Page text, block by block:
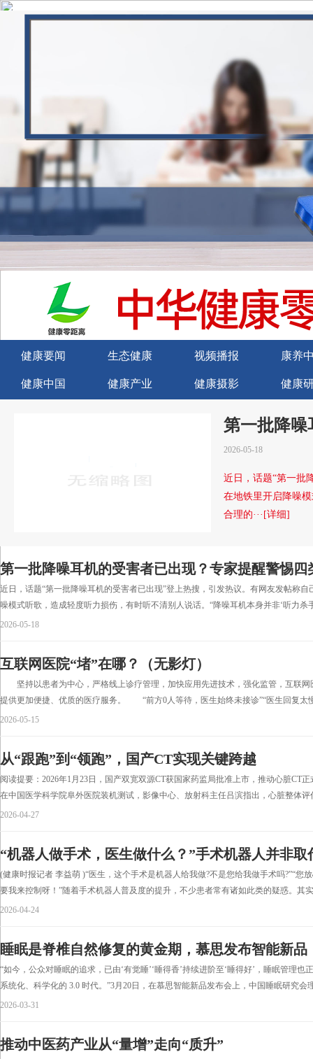
健康要闻 生态健康 视频播报 康养
健康中国 健康产业 健康摄影 健康
第一批降噪
2026-05-18
近日，话题“第一批
在地铁里开启降噪
合理的···[详细]
第一批降噪耳机的受害者已出现？专家提醒警惕四
近日，话题“第一批降噪耳机的受害者已出现”登上热搜，引发热议。有网友发帖称
噪模式听歌，造成轻度听力损伤，有时听不清别人说话。“降噪耳机本身并非‘听力杀
2026-05-18
互联网医院“堵”在哪？（无影灯）
坚持以患者为中心，严格线上诊疗管理，加快应用先进技术，强化监管，互联网
提供更加便捷、优质的医疗服务。 “前方0人等待，医生始终未接诊”“医生回复太慢
2026-05-15
从“跟跑”到“领跑”，国产CT实现关键跨越
阅读提要：2026年1月23日，国产双宽双源CT获国家药监局批准上市，推动心脏CT
在中国医学科学院阜外医院装机测试，影像中心、放射科主任吕滨指出，心脏整体评
2026-04-27
“机器人做手术，医生做什么？”手术机器人并非取
(健康时报记者 李益萌 )“医生，这个手术是机器人给我做?不是您给我做手术吗?”“您
要我来控制呀！”随着手术机器人普及度的提升，不少患者常有诸如此类的疑惑。其实
2026-04-24
睡眠是脊椎自然修复的黄金期，慕思发布智能新品
“如今，公众对睡眠的追求，已由‘有觉睡’‘睡得香’持续进阶至‘睡得好’，睡眠管理
系统化、科学化的 3.0 时代。”3月20日，在慕思智能新品发布会上，中国睡眠研究会
2026-03-31
推动中医药产业从“量增”走向“质升”